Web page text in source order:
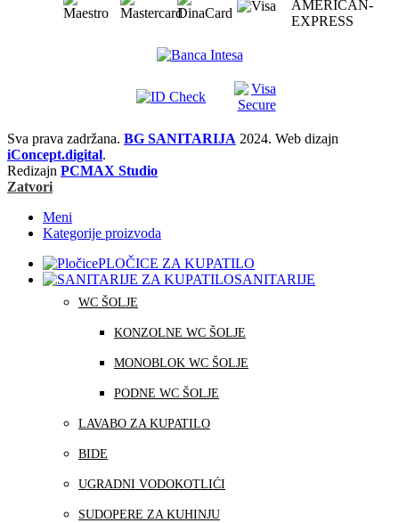
Sva prava zadržana. BG SANITARIJA 2024. Web dizajn
iConcept.digital.
Redizajn PCMAX Studio
Zatvori
Meni
Kategorije proizvoda
PLOČICE ZA KUPATILO
SANITARIJE
WC ŠOLJE
KONZOLNE WC ŠOLJE
MONOBLOK WC ŠOLJE
PODNE WC ŠOLJE
LAVABO ZA KUPATILO
BIDE
UGRADNI VODOKOTLIĆI
SUDOPERE ZA KUHINJU